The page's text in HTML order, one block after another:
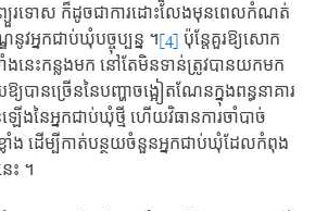
យួរទោស​ ក៏ដូចជា​ការដោះលែង​មុនពេល​កំណត់​
អ្នកជាប់ឃុំ​បច្ចុប្បន្ន ។[4] ​ ប៉ុន្តែ​គួរឱ្យសោក
ងនេះ​កន្លងមក​ នៅតែមិនទាន់​ត្រូវបាន​យកមក
ឱ្យបានច្រើន​នៃបញ្ហា​ចង្អៀតណែន​ក្នុងពន្ធនាគារ​
ើង​នៃអ្នកជាប់ឃុំថ្មី​ ហើយ​វិធានការ​ចាំបាច់
ាំង​ ដើម្បី​កាត់បន្ថយ​ចំនួន​អ្នកជាប់ឃុំ​ដែលកំពុង​
ះ ។​